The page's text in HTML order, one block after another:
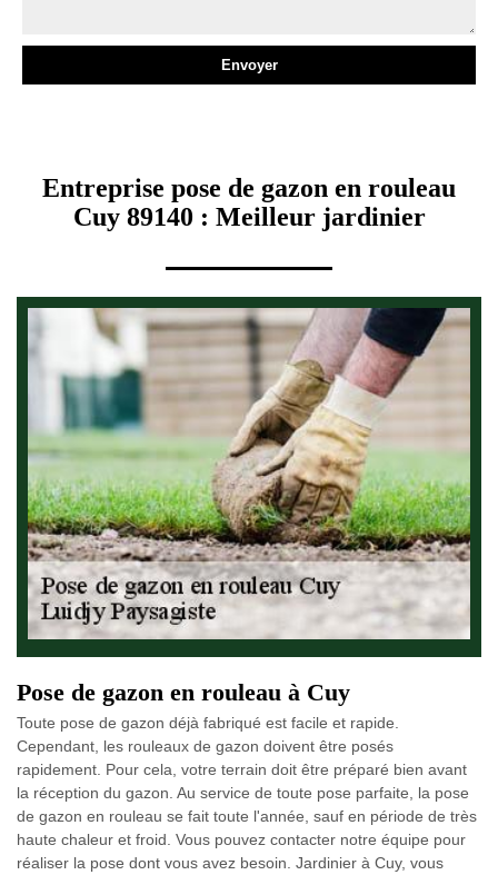
Entreprise pose de gazon en rouleau
Cuy 89140 : Meilleur jardinier
Pose de gazon en rouleau à Cuy
Toute pose de gazon déjà fabriqué est facile et rapide.
Cependant, les rouleaux de gazon doivent être posés
rapidement. Pour cela, votre terrain doit être préparé bien avant
la réception du gazon. Au service de toute pose parfaite, la pose
de gazon en rouleau se fait toute l'année, sauf en période de très
haute chaleur et froid. Vous pouvez contacter notre équipe pour
réaliser la pose dont vous avez besoin. Jardinier à Cuy, vous